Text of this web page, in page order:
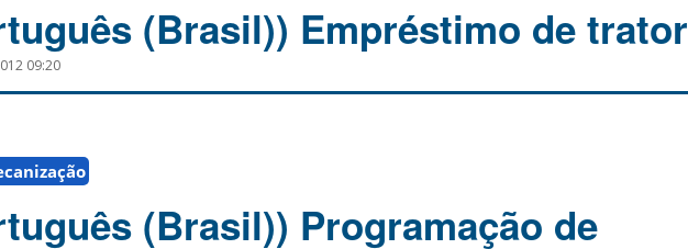
(Brasil)) Empréstimo de trator
09:20
(Brasil)) Programação de